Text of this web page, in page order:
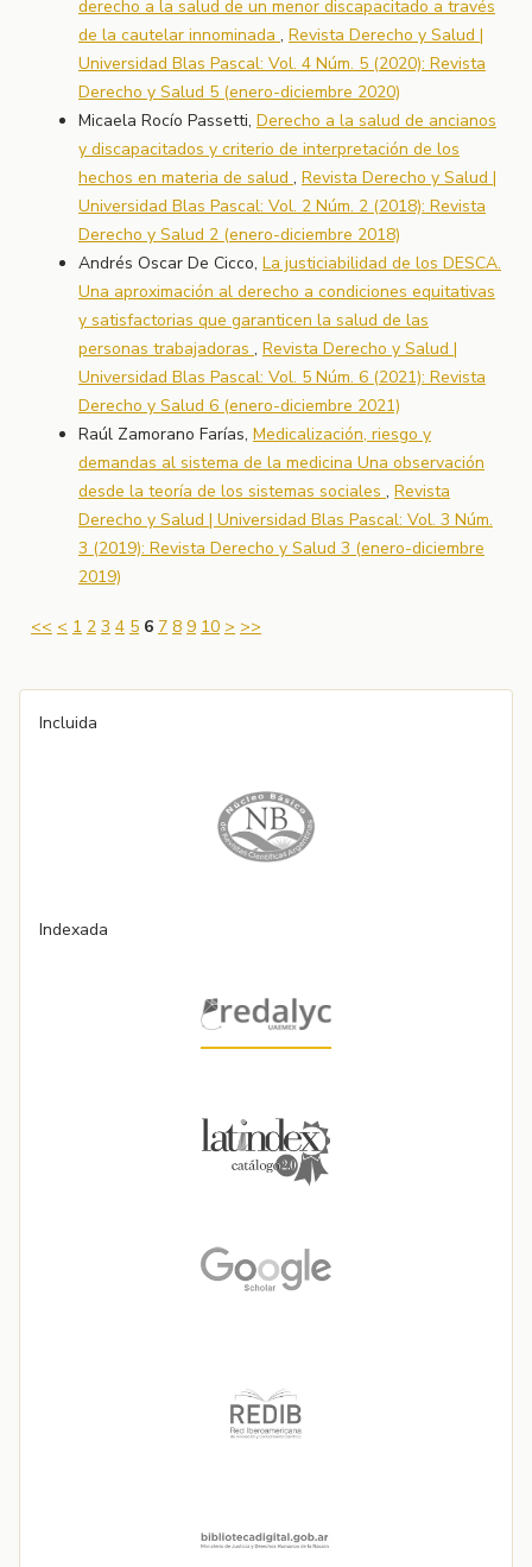
derecho a la salud de un menor discapacitado a través
de la cautelar innominada , Revista Derecho y Salud |
Universidad Blas Pascal: Vol. 4 Núm. 5 (2020): Revista
Derecho y Salud 5 (enero-diciembre 2020)
Micaela Rocío Passetti, Derecho a la salud de ancianos
y discapacitados y criterio de interpretación de los
hechos en materia de salud , Revista Derecho y Salud |
Universidad Blas Pascal: Vol. 2 Núm. 2 (2018): Revista
Derecho y Salud 2 (enero-diciembre 2018)
Andrés Oscar De Cicco, La justiciabilidad de los DESCA.
Una aproximación al derecho a condiciones equitativas
y satisfactorias que garanticen la salud de las
personas trabajadoras , Revista Derecho y Salud |
Universidad Blas Pascal: Vol. 5 Núm. 6 (2021): Revista
Derecho y Salud 6 (enero-diciembre 2021)
Raúl Zamorano Farías, Medicalización, riesgo y
demandas al sistema de la medicina Una observación
desde la teoría de los sistemas sociales , Revista
Derecho y Salud | Universidad Blas Pascal: Vol. 3 Núm.
3 (2019): Revista Derecho y Salud 3 (enero-diciembre
2019)
<< < 1 2 3 4 5 6 7 8 9 10 > >>
Incluida
Indexada